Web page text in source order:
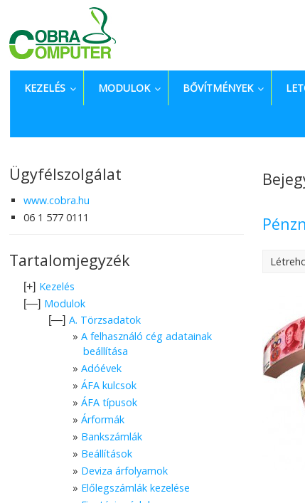
KEZELÉS MODULOK BŐVÍTMÉNYEK
Ügyfélszolgálat
www.cobra.hu
06 1 577 0111
Tartalomjegyzék
[+] Kezelés
[—] Modulok
[—] A. Törzsadatok
A felhasználó cég adatainak
beállítása
Adóévek
ÁFA kulcsok
ÁFA típusok
Árformák
Bankszámlák
Beállítások
Deviza árfolyamok
Előlegszámlák kezelése